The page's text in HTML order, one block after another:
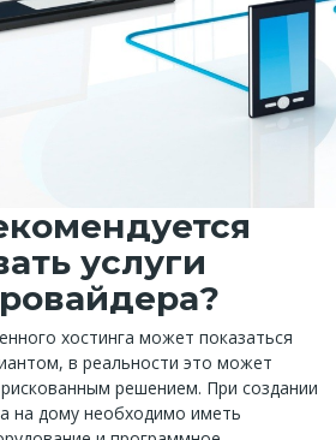
услуги
хостинга может показаться
в реальности это может
решением. При создании
на дому необходимо иметь